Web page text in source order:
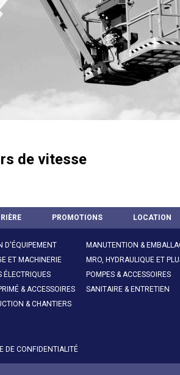
de vitesse
PROMOTIONS LOCATION
D'ÉQUIPEMENT
ET MACHINERIE
ÉLECTRIQUES
& ACCESSOIRES
& CHANTIERS
MANUTENTION &
MRO, HYDRAULIQUE ET
POMPES & ACCESSOIRES
SANITAIRE & ENTRETIEN
DE CONFIDENTIALITÉ